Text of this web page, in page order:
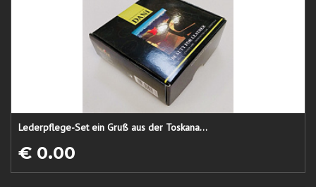
Lederpflege-Set ein Gruß aus der Toskana...
€ 0.00